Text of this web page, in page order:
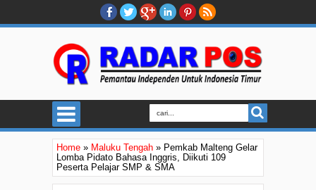
Home » Maluku Tengah » Pemkab Malteng Gelar
Lomba Pidato Bahasa Inggris, Diikuti 109
Peserta Pelajar SMP & SMA